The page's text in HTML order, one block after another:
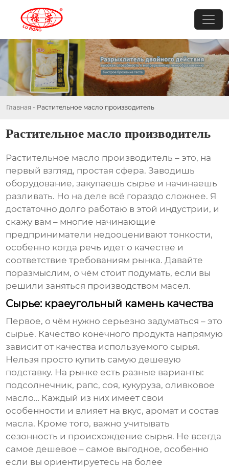
Главная - Растительное масло производитель
Растительное масло производитель
Растительное масло производитель – это, на
первый взгляд, простая сфера. Заводишь
оборудование, закупаешь сырье и начинаешь
разливать. Но на деле всё гораздо сложнее. Я
достаточно долго работаю в этой индустрии, и
скажу вам – многие начинающие
предприниматели недооценивают тонкости,
особенно когда речь идет о качестве и
соответствие требованиям рынка. Давайте
поразмыслим, о чём стоит подумать, если вы
решили заняться производством масел.
Сырье: краеугольный камень качества
Первое, о чём нужно серьезно задуматься – это
сырье. Качество конечного продукта напрямую
зависит от качества используемого сырья.
Нельзя просто купить самую дешевую
подставку. На рынке есть разные варианты:
подсолнечник, рапс, соя, кукуруза, оливковое
масло… Каждый из них имеет свои
особенности и влияет на вкус, аромат и состав
масла. Кроме того, важно учитывать
сезонность и происхождение сырья. Не всегда
самое дешевое – самое выгодное, особенно
если вы ориентируетесь на более